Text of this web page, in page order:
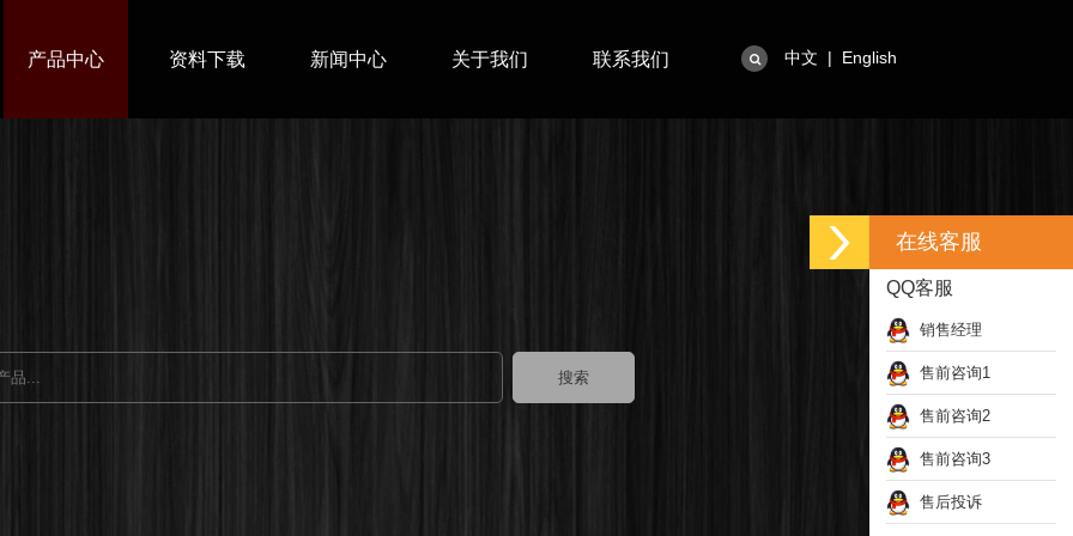
产品中心 资料下载 新闻中心 关于我们 联系我们 中文 | English
在线客服
QQ客服
销售经理
售前咨询1
售前咨询2
售前咨询3
售后投诉